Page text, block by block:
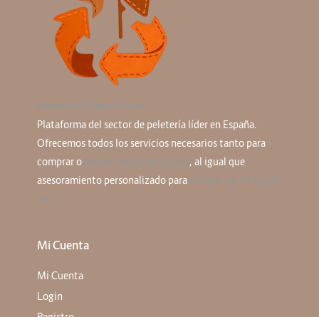
Plataforma del sector de peletería líder en España.
Ofrecemos todos los servicios necesarios tanto para
comprar o
, al igual que
asesoramiento personalizado para
Mi Cuenta
Mi Cuenta
Login